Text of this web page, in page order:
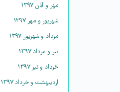
مهر و آبان ۱۳۹۷
شهریور و مهر ۱۳۹۷
مرداد و شهریور ۱۳۹۷
تیر و مرداد ۱۳۹۷
خرداد و تیر ۱۳۹۷
اردیبهشت و خرداد ۱۳۹۷